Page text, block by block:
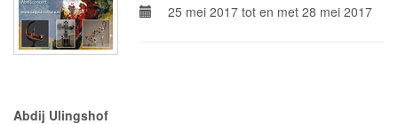
25 mei 2017 tot en met 28 mei 2017
Abdij Ulingshof